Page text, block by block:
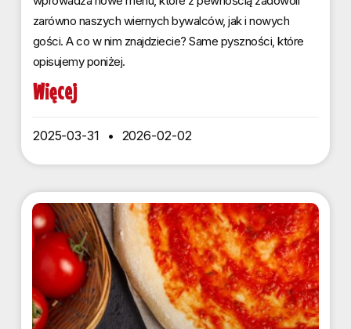
zarówno naszych wiernych bywalców, jak i nowych
gości. A co w nim znajdziecie? Same pyszności, które
opisujemy poniżej.
Więcej
2025-03-31 2026-02-02